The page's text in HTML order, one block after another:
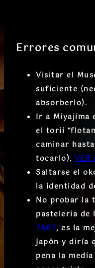
Errores
Visitar el
suficiente
absorberlo).
Ir a Miyajima
el torii
caminar
tocarlo). VER
Saltarse el
la identidad
No probar la
pasteleria de
TART, es la
Japón y diría
pena la